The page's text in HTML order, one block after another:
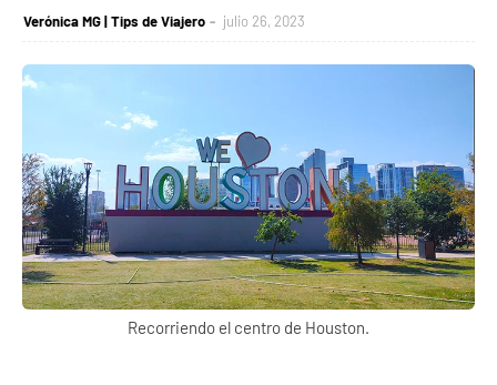
Verónica MG | Tips de Viajero julio 26, 2023
Recorriendo el centro de Houston.